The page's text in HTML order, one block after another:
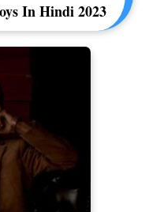
In Hindi 2023